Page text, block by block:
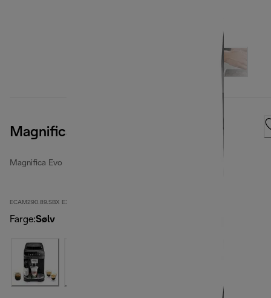
Magnifica Evo
Magnifica Evo
ECAM290.89.SBX EX:1
Farge:Sølv